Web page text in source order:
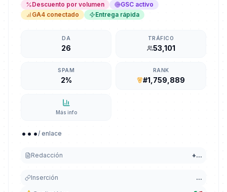
Descuento por volumen
GSC activo
GA4 conectado
Entrega rápida
DA
26
TRÁFICO
53,101
SPAM
2%
RANK
#1,759,889
Más info
.../ enlace
Redacción +...
Inserción ...